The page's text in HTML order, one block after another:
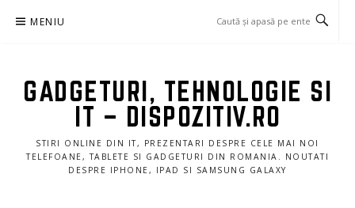
MENIU
GADGETURI, TEHNOLOGIE SI
IT – DISPOZITIV.RO
STIRI ONLINE DIN IT, PREZENTARI DESPRE CELE MAI NOI
TELEFOANE, TABLETE SI GADGETURI DIN ROMANIA. NOUTATI
DESPRE IPHONE, IPAD SI SAMSUNG GALAXY